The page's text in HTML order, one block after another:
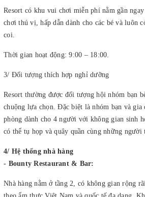
Resort có khu vui chơi miễn phí nằm gần
chơi thú vị, hấp dẫn dành cho các bé và luôn
coi.
Thời gian hoạt động: 9:00 – 18:00.
3/ Đối tượng thích hợp nghỉ dưỡng
Resort thường được đối tượng hội nhóm bạn
chuộng lựa chọn. Đặc biệt là nhóm bạn và gia
phòng dành cho 4 người với không gian sinh
có thể tụ họp và quây quần cùng những người
4/ Hệ thống nhà hàng
- Bounty Restaurant & Bar:
Nhà hàng nằm ở tầng 2, có không gian rộng